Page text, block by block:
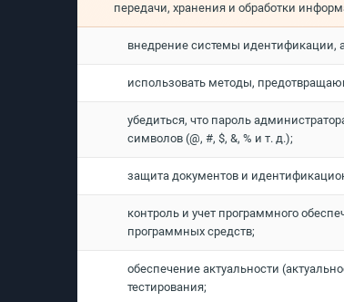
передачи, хранения и обработки
внедрение системы идентификации,
использовать методы,
убедиться, что пароль
символов (@, #, $, &, % и т. д.);
защита документов и
контроль и учет программного
программных средств;
обеспечение актуальности
тестирования;